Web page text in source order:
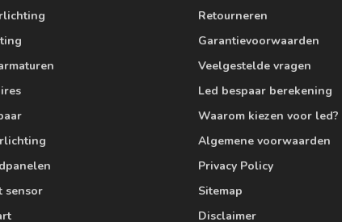
sensor
Retourneren
Garantievoorwaarden
Veelgestelde vragen
Led bespaar berekening
Waarom kiezen voor led?
Algemene voorwaarden
Privacy Policy
Sitemap
Disclaimer